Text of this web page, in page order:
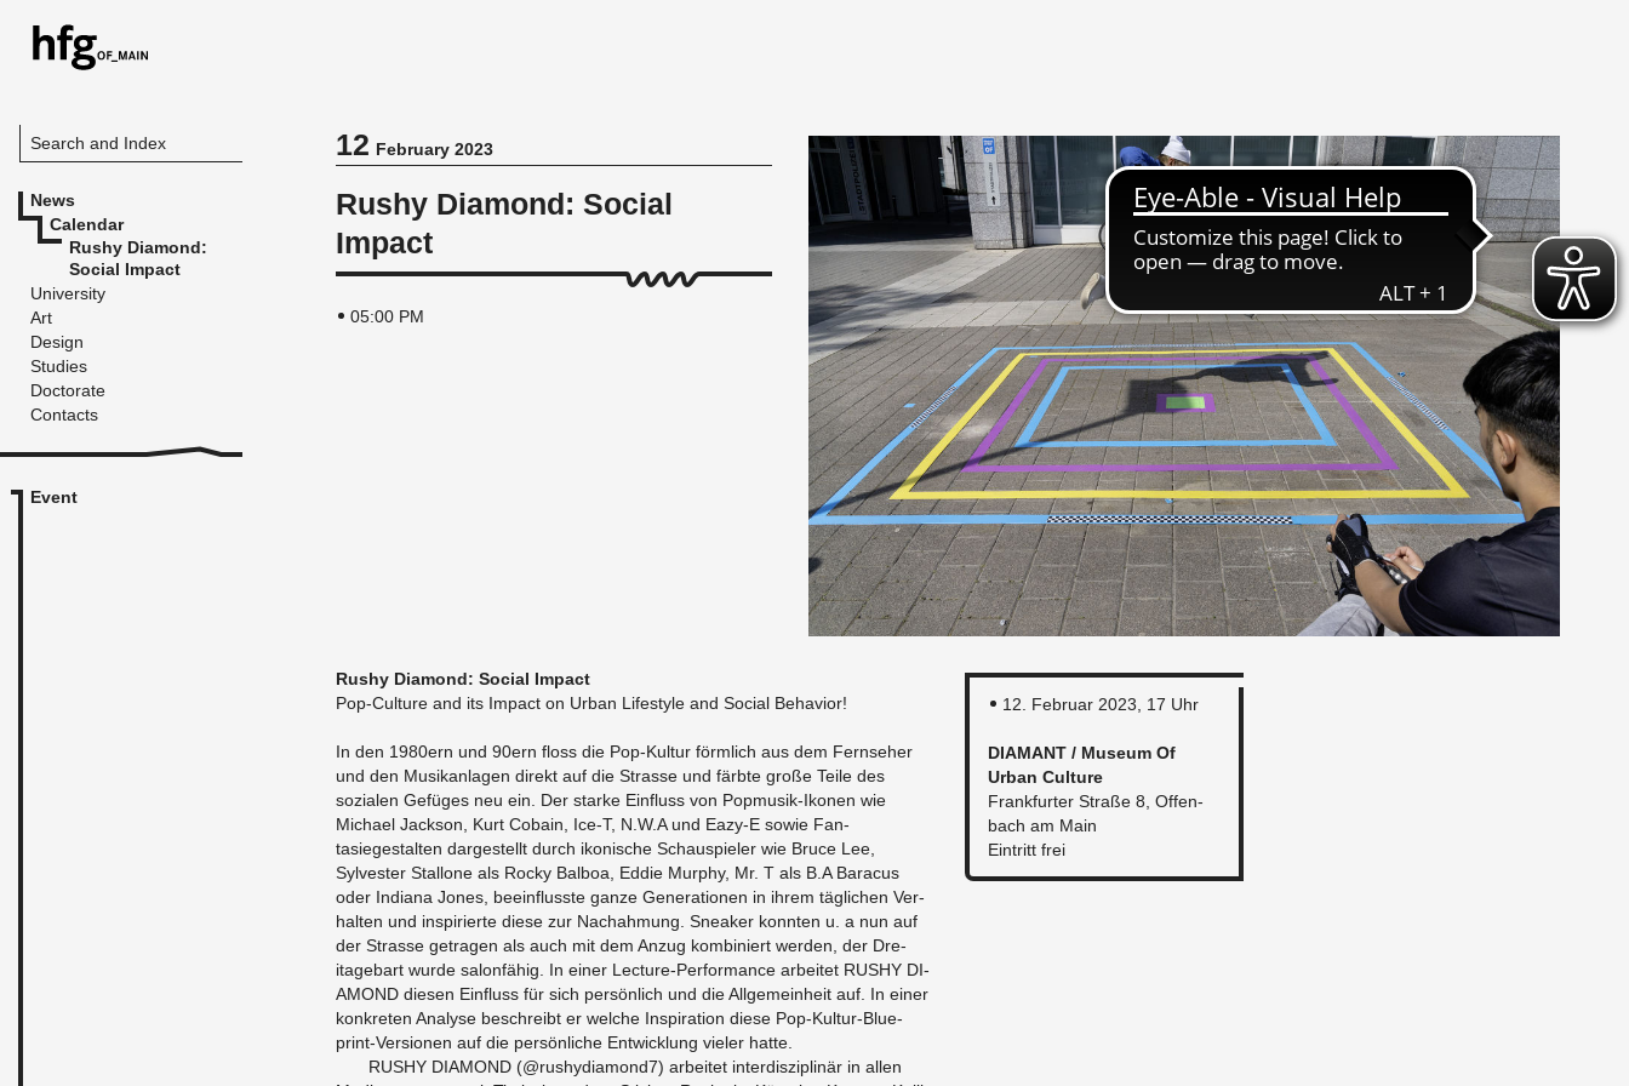
Search and Index
News
Calendar
Rushy Diamond:
Social Impact
University
Art
Design
Studies
Doctorate
Contacts
Event
12February 2023
Rushy Diamond: Social
Impact
05:00 PM
Rushy Di­a­mond: So­cial Im­pact
Pop-Cul­ture and its Im­pact on Urban Lifestyle and So­cial Be­hav­ior!
In den 1980ern und 90ern floss die Pop-Kul­tur förm­lich aus dem Fernse­her
und den Musikan­la­gen di­rekt auf die Strasse und färbte große Teile des
sozialen Gefüges neu ein. Der starke Ein­fluss von Pop­musik-Iko­nen wie
Michael Jack­son, Kurt Cobain, Ice-T, N.W.A und Eazy-E sowie Fan­
tasiegestal­ten dargestellt durch ikonis­che Schaus­pieler wie Bruce Lee,
Sylvester Stal­lone als Rocky Bal­boa, Eddie Mur­phy, Mr. T als B.A Bara­cus
oder In­di­ana Jones, bee­in­flusste ganze Gen­er­a­tio­nen in ihrem täglichen Ver­
hal­ten und in­spiri­erte diese zur Nachah­mung. Sneaker kon­nten u. a nun auf
der Strasse ge­tra­gen als auch mit dem Anzug kom­biniert wer­den, der Dre­
itage­bart wurde sa­lonfähig. In einer Lec­ture-Per­for­mance ar­beitet RUSHY DI­
A­MOND diesen Ein­fluss für sich persönlich und die All­ge­mein­heit auf. In einer
konkreten Analyse beschreibt er welche In­spi­ra­tion diese Pop-Kul­tur-Blue­
print-Ver­sio­nen auf die persönliche En­twick­lung vieler hatte.
RUSHY DI­A­MOND (@rushy­di­a­mond7) ar­beitet in­ter­diszi­plinär in allen
12. Feb­ruar 2023, 17 Uhr
DIA­MANT / Mu­seum Of
Urban Cul­ture
Frank­furter Straße 8, Of­fen­
bach am Main
Ein­tritt frei